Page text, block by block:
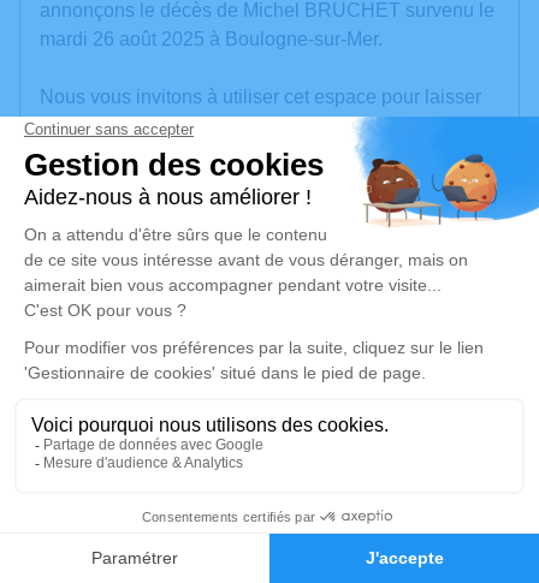
Faire-part Hommages
annonçons le décès de Michel BRUCHET survenu le
mardi 26 août 2025 à Boulogne-sur-Mer.
Nous vous invitons à utiliser cet espace pour laisser
vos condoléances, partager des photos souvenirs,
une anecdote ou exprimer vos pensées à travers des
poèmes ou des textes. Cet endroit est un lieu
d'expression dédié à honorer la mémoire de Michel
BRUCHET.
Un service de plantation d’arbre hommage est
disponible ici.
Je rends hommage
Cérémonie religieuse
Église Saint Michel de Boulogne-sur-Mer
62200 Boulogne-sur-Mer